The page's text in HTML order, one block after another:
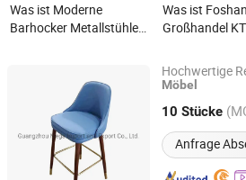
Was ist Moderne
Barhocker Metallstühle
Aluminium Seil Möbel
Was ist
Großhandel
Lounge
Blaues Leder
Hochwertige
Möbel
10 Stücke
Anfrage
Guangzhou Mega Import and Export
Guangdong, China Seit